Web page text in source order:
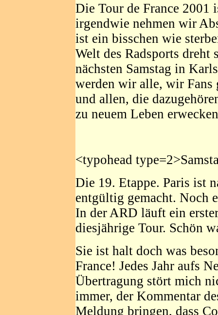
Die Tour de France 2001
irgendwie nehmen wir
ist ein bisschen wie
Welt des Radsports dreht
nächsten Samstag in
werden wir alle, wir Fans
und allen, die
zu neuem Leben
<typohead
Die 19. Etappe. Paris ist
entgültig gemacht. Noch
In der ARD läuft ein
diesjährige Tour. Schön
Sie ist halt doch was
France! Jedes Jahr aufs
Übertragung stört mich
immer, der Kommentar
Meldung bringen, dass